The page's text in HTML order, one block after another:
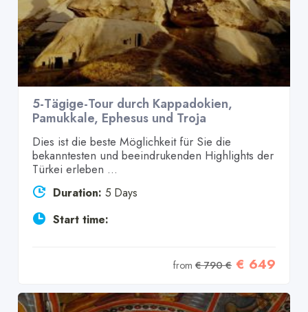
5-Tägige-Tour durch Kappadokien,
Pamukkale, Ephesus und Troja
Dies ist die beste Möglichkeit für Sie die
bekanntesten und beeindrukenden Highlights der
Türkei erleben ...
Duration: 5 Days
Start time:
from€ 790 € € 649